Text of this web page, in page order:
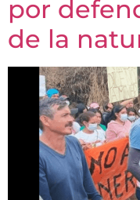
por
de la